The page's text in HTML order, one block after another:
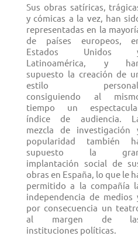
Sus obras satíricas,
y cómicas a la vez, han
representadas en la
de países europeos,
Estados Unidos
Latinoamérica, y
supuesto la creación de
estilo personal,
consiguiendo al
tiempo un
índice de audiencia.
mezcla de investigación
popularidad también
supuesto la
implantación social de
obras en España, lo que le
permitido a la compañía
independencia de medios
por consecuencia un
al margen de
instituciones políticas.